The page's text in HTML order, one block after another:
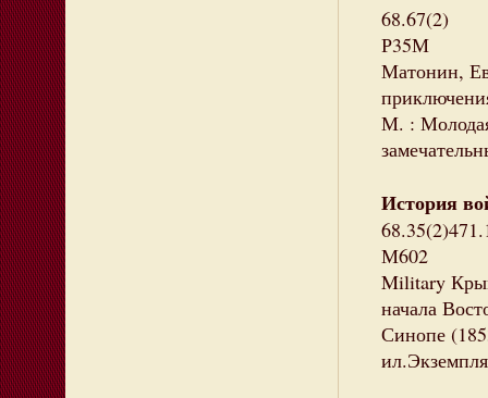
68.67(2)
Р35М
Матонин,
М. :
История
М602
Military
начала
Синопе